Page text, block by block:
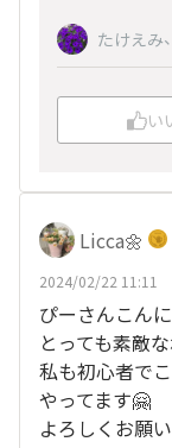
たけえみ、
い
Licca🌼
2024/02/22 11:11
ぴーさんこん
とっても素敵
私も初心者で
やってます🤗
よろしくお願